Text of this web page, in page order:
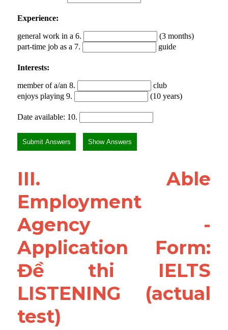
III. Able
Employment
Agency -
Application Form:
Đề thi IELTS
LISTENING (actual
test)